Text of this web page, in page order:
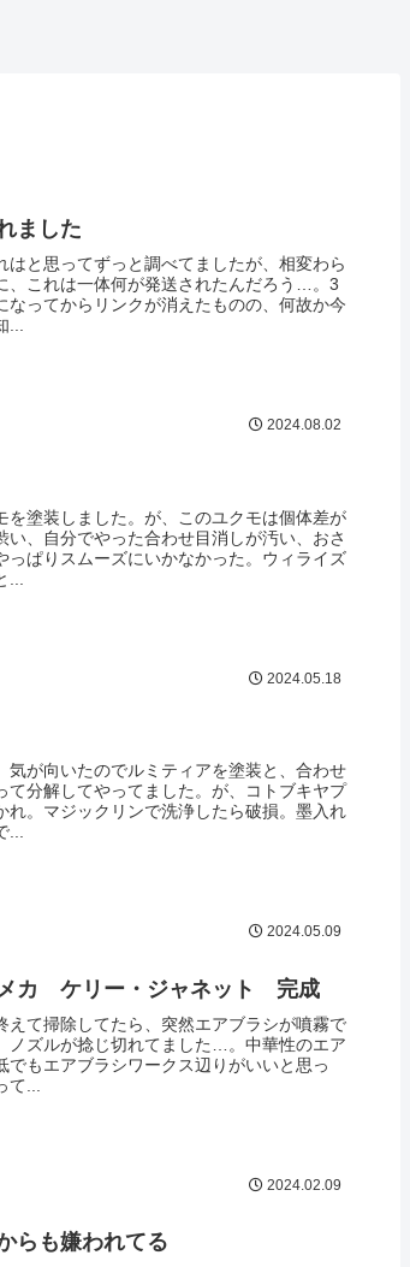
ました
はと思ってずっと調べてましたが、相変わら
、これは一体何が発送されたんだろう…。3
なってからリンクが消えたものの、何故か今
...
2024.08.02
を塗装しました。が、このユクモは個体差が
、自分でやった合わせ目消しが汚い、おさ
っぱりスムーズにいかなかった。ウィライズ
2024.05.18
が向いたのでルミティアを塗装と、合わせ
て分解してやってました。が、コトブキヤプ
れ。マジックリンで洗浄したら破損。墨入れ
...
2024.05.09
メカ ケリー・ジャネット 完成
えて掃除してたら、突然エアブラシが噴霧で
ノズルが捻じ切れてました…。中華性のエア
でもエアブラシワークス辺りがいいと思っ
...
2024.02.09
らも嫌われてる